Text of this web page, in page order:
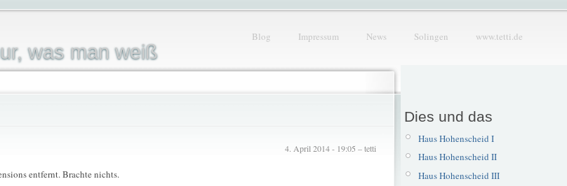
was man weiß
Blog Impressum News Solingen www.tetti.de
4. April 2014 - 19:05 – tetti
entfernt. Brachte nichts.
Dies und das
Haus Hohenscheid I
Haus Hohenscheid II
Haus Hohenscheid III